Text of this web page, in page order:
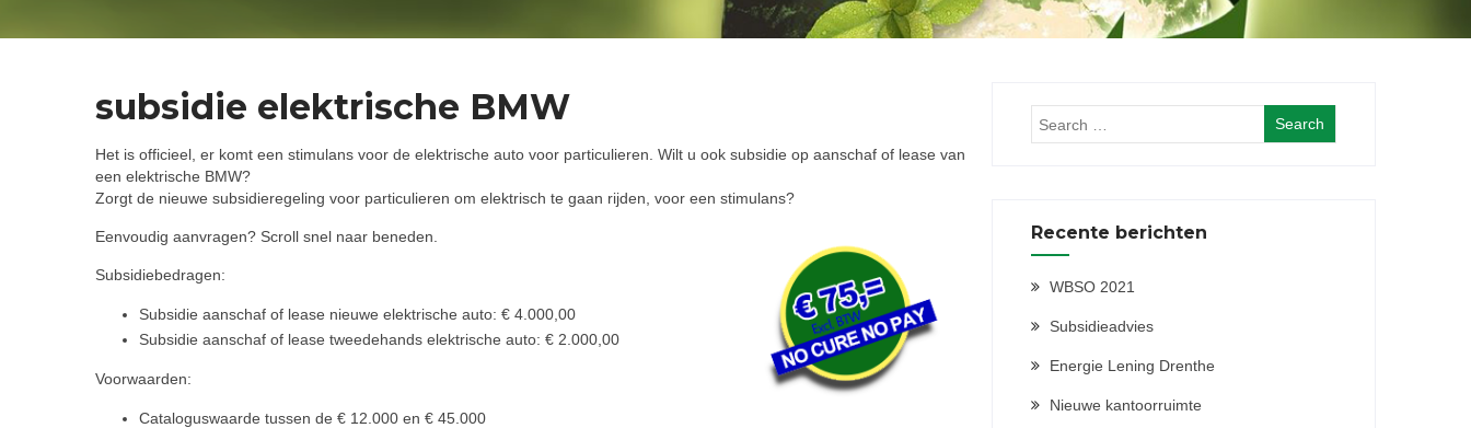
subsidie elektrische BMW
Het is officieel, er komt een stimulans voor de elektrische auto voor particulieren. Wilt u ook subsidie op aanschaf of lease van
een elektrische BMW?
Zorgt de nieuwe subsidieregeling voor particulieren om elektrisch te gaan rijden, voor een stimulans?
Eenvoudig aanvragen? Scroll snel naar beneden.
Subsidiebedragen:
Subsidie aanschaf of lease nieuwe elektrische auto: € 4.000,00
Subsidie aanschaf of lease tweedehands elektrische auto: € 2.000,00
Voorwaarden:
Cataloguswaarde tussen de € 12.000 en € 45.000
Recente berichten
WBSO 2021
Subsidieadvies
Energie Lening Drenthe
Nieuwe kantoorruimte